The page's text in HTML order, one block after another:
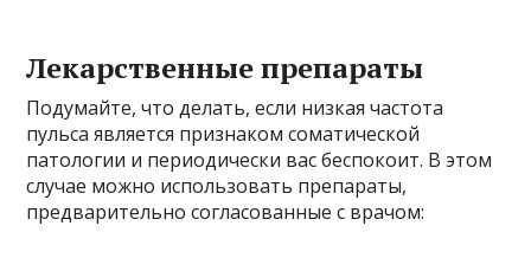
Лекарственные препараты
Подумайте, что делать, если низкая частота
пульса является признаком соматической
патологии и периодически вас беспокоит. В этом
случае можно использовать препараты,
предварительно согласованные с врачом: